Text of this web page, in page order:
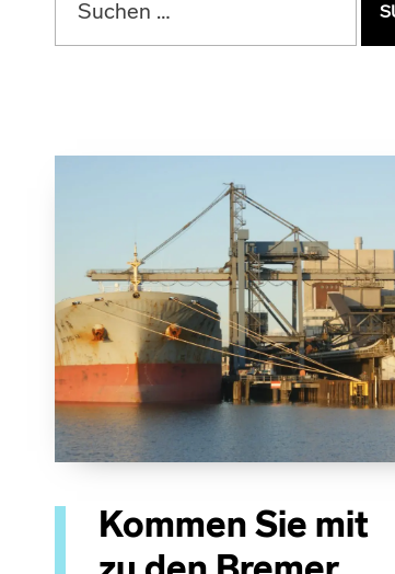
Suchen nach:
Kommen Sie mit